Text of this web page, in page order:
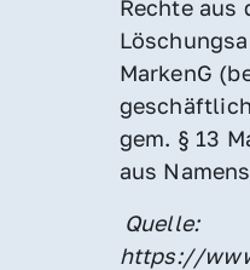
Rechte aus
MarkenG
gem. § 13
aus
https://